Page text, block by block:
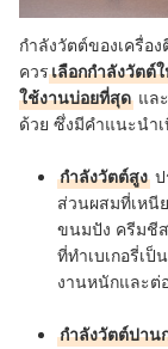
กำลังวัตต์ของเครื่อ
ควรเลือกกำลังวัต
ใช้งานบ่อยที่สุด แล
ด้วย ซึ่งมีคำแนะนำ
กำลังวัตต์สูง
ส่วนผสมที่เหนี
ขนมปัง ครีมชีส
ที่ทำเบเกอรี่เ
งานหนักและต่
กำลังวัตต์ปาน